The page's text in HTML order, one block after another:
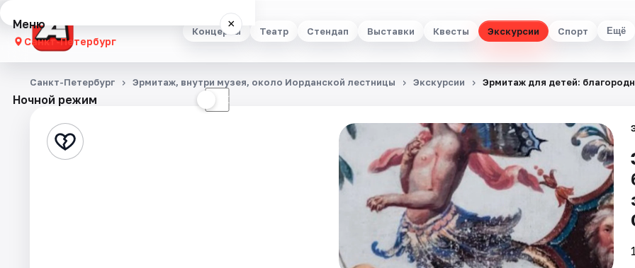
Концерты Театр Стендап Выставки Квесты Экскурсии Спорт Ещё
Меню ×
Санкт-Петербург
Концерты
Стендап
Ночной режим ☾
Санкт-Петербург Эрмитаж, внутри музея, около Иорданской лестницы Экскурсии Эрмитаж для детей: